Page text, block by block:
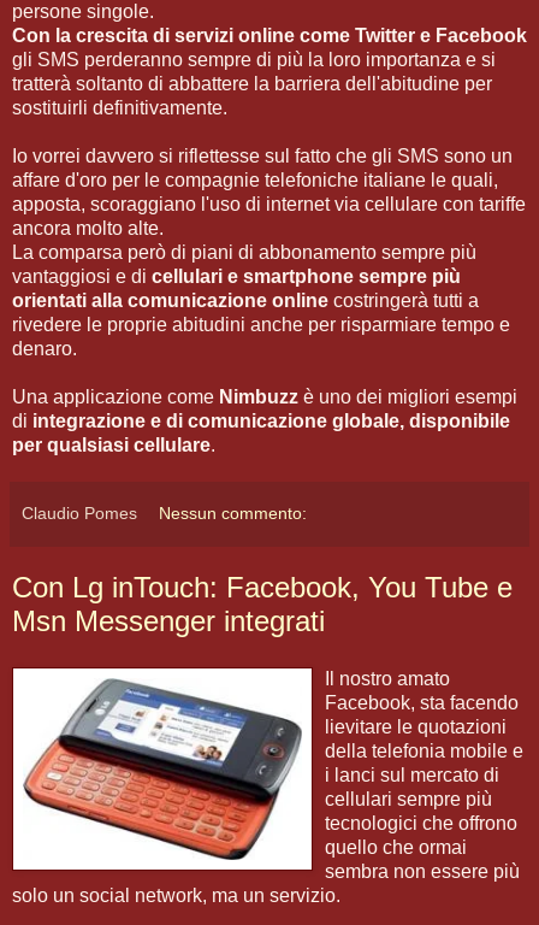
persone singole.
Con la crescita di servizi online come Twitter e Facebook
gli SMS perderanno sempre di più la loro importanza e si
tratterà soltanto di abbattere la barriera dell'abitudine per
sostituirli definitivamente.
Io vorrei davvero si riflettesse sul fatto che gli SMS sono un
affare d'oro per le compagnie telefoniche italiane le quali,
apposta, scoraggiano l'uso di internet via cellulare con tariffe
ancora molto alte.
La comparsa però di piani di abbonamento sempre più
vantaggiosi e di cellulari e smartphone sempre più
orientati alla comunicazione online costringerà tutti a
rivedere le proprie abitudini anche per risparmiare tempo e
denaro.
Una applicazione come Nimbuzz è uno dei migliori esempi
di integrazione e di comunicazione globale, disponibile
per qualsiasi cellulare.
Claudio Pomes Nessun commento:
Con Lg inTouch: Facebook, You Tube e
Msn Messenger integrati
Il nostro amato
Facebook, sta facendo
lievitare le quotazioni
della telefonia mobile e
i lanci sul mercato di
cellulari sempre più
tecnologici che offrono
quello che ormai
sembra non essere più
solo un social network, ma un servizio.